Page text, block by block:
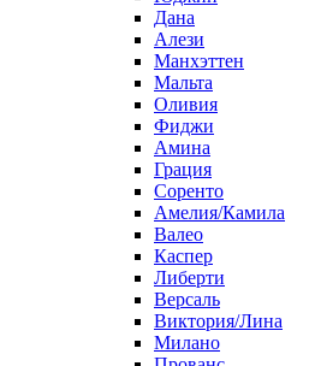
Дана
Алези
Манхэттен
Мальта
Оливия
Фиджи
Амина
Грация
Соренто
Амелия/Камила
Валео
Каспер
Либерти
Версаль
Виктория/Лина
Милано